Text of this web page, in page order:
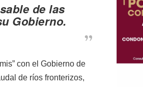
de las
Gobierno.
con el Gobierno de
de ríos fronterizos,